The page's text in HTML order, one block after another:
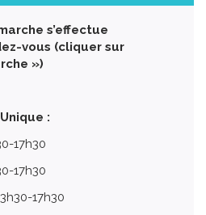
s’effectue
vous (cliquer sur
»)
:
17h30
17h30
17h30